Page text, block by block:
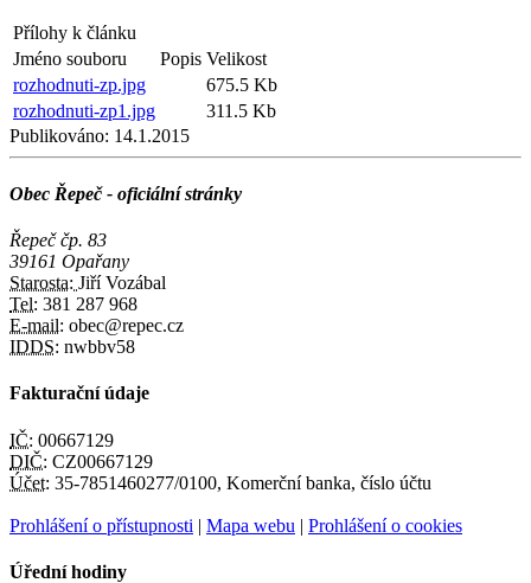
Přílohy k článku
Jméno souboru
Popis Velikost
rozhodnuti-zp.jpg
675.5 Kb
rozhodnuti-zp1.jpg
311.5 Kb
Publikováno: 14.1.2015
Obec Řepeč - oficiální stránky
Řepeč čp. 83
39161 Opařany
Starosta: Jiří Vozábal
Tel: 381 287 968
E-mail: obec@repec.cz
IDDS: nwbbv58
Fakturační údaje
IČ: 00667129
DIČ: CZ00667129
Účet: 35-7851460277/0100, Komerční banka, číslo účtu
Prohlášení o přístupnosti | Mapa webu | Prohlášení o cookies
Úřední hodiny